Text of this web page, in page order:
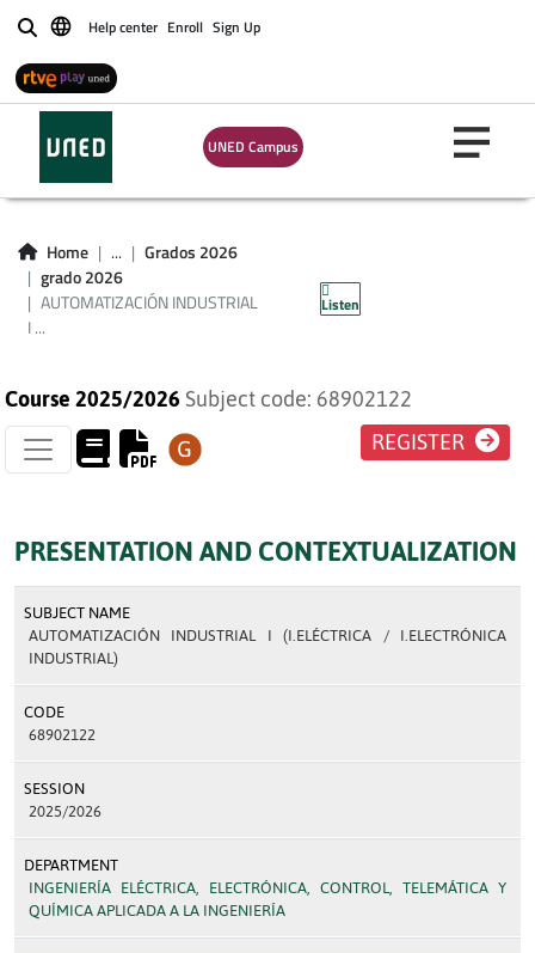
BuscarHelp center Enroll Sign Up
UNED Campus
Home ...
Grados 2026
grado 2026
AUTOMATIZACIÓN INDUSTRIAL
I ...
Listen
AUTOMATIZACIÓN
INDUSTRIAL I
(I.ELÉCTRICA /
I.ELECTRÓNICA
INDUSTRIAL)
Course 2025/2026 Subject code: 68902122
REGISTER
PRESENTATION AND CONTEXTUALIZATION
SUBJECT NAME
AUTOMATIZACIÓN INDUSTRIAL I (I.ELÉCTRICA / I.ELECTRÓNICA
INDUSTRIAL)
CODE
68902122
SESSION
2025/2026
DEPARTMENT
INGENIERÍA ELÉCTRICA, ELECTRÓNICA, CONTROL, TELEMÁTICA Y
QUÍMICA APLICADA A LA INGENIERÍA